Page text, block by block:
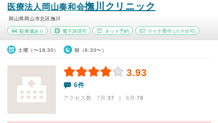
医療法人岡山奏和会撫川クリニック
岡山県岡山市北区撫川
駐車場あり 電子決済可 ネット予約 マイナ受付 (スマホ可)
土曜（〜18:30） 朝（8:30〜）
3.93
6件
アクセス数 7月:37 | 6月:78